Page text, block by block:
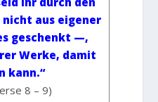
aus eigener
geschenkt —,
Werke, damit
kann.“
8 – 9)